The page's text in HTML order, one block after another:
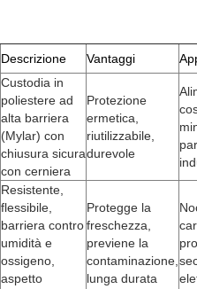
Descrizione Vantaggi
Custodia in
poliestere ad
alta barriera
(Mylar) con
chiusura sicura
con cerniera
Protezione
ermetica,
riutilizzabile,
durevole
Resistente,
flessibile,
barriera contro
umidità e
ossigeno,
aspetto
Protegge la
freschezza,
previene la
contaminazione,
lunga durata